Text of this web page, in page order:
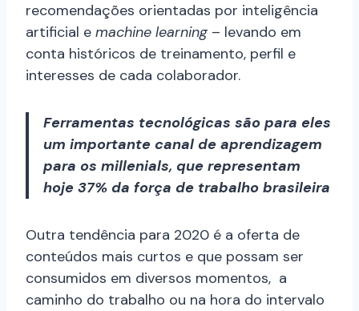
recomendações orientadas por inteligência
artificial e machine learning– levando em
conta históricos de treinamento, perfil e
interesses de cada colaborador.
Ferramentas tecnológicas são para eles
um importante canal de aprendizagem
para os millenials, que representam
hoje 37% da força de trabalho brasileira
Outra tendência para 2020 é a oferta de
conteúdos mais curtos e que possam ser
consumidos em diversos momentos, a
caminho do trabalho ou na hora do intervalo